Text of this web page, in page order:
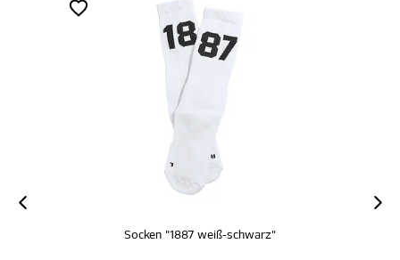
Socken "1887 weiß-schwarz"